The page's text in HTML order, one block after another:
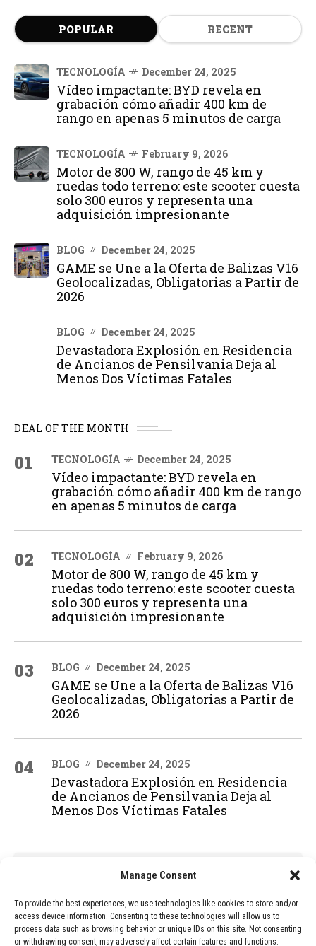
Manage Consent
To provide the best experiences, we use technologies like cookies to store and/or
access device information. Consenting to these technologies will allow us to
process data such as browsing behavior or unique IDs on this site. Not consenting
or withdrawing consent, may adversely affect certain features and functions.
POPULAR RECENT
TECNOLOGÍA December 24, 2025
Vídeo impactante: BYD revela en
grabación cómo añadir 400 km de
rango en apenas 5 minutos de carga
TECNOLOGÍA February 9, 2026
Motor de 800 W, rango de 45 km y
ruedas todo terreno: este scooter cuesta
solo 300 euros y representa una
adquisición impresionante
BLOG December 24, 2025
GAME se Une a la Oferta de Balizas V16
Geolocalizadas, Obligatorias a Partir de
2026
BLOG December 24, 2025
Devastadora Explosión en Residencia
de Ancianos de Pensilvania Deja al
Menos Dos Víctimas Fatales
DEAL OF THE MONTH
01 TECNOLOGÍA December 24, 2025
Vídeo impactante: BYD revela en
grabación cómo añadir 400 km de rango
en apenas 5 minutos de carga
02 TECNOLOGÍA February 9, 2026
Motor de 800 W, rango de 45 km y
ruedas todo terreno: este scooter cuesta
solo 300 euros y representa una
adquisición impresionante
03 BLOG December 24, 2025
GAME se Une a la Oferta de Balizas V16
Geolocalizadas, Obligatorias a Partir de
2026
04 BLOG December 24, 2025
Devastadora Explosión en Residencia
de Ancianos de Pensilvania Deja al
Menos Dos Víctimas Fatales